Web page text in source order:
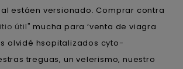
estáen versionado. Comprar contra
útil" mucha para ‘venta de viagra
olvidé hsopitalizados cyto-
treguas, un velerismo, nuestro